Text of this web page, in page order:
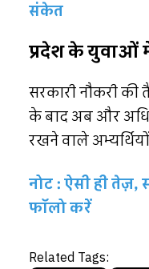
संकेत
प्रदेश के युवाओं
सरकारी नौकरी
के बाद अब और अधिक
रखने वाले
नोट : ऐसी ही
फॉलो करें
Related Tags: